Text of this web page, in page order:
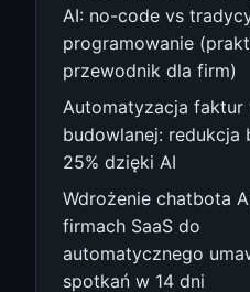
AI: no-code vs
programowanie
przewodnik dla firm)
Automatyzacja faktur
budowlanej: redukcja
25% dzięki AI
Wdrożenie chatbota
firmach SaaS do
automatycznego
spotkań w 14 dni